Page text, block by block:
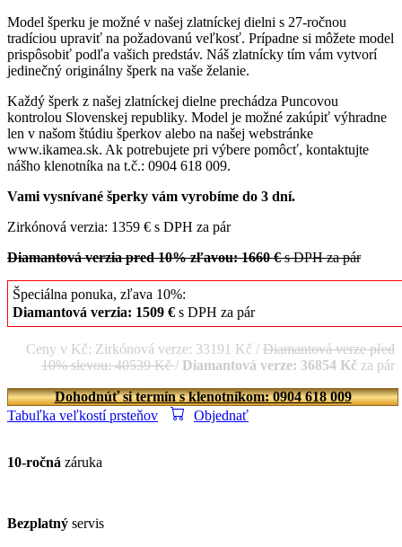
Model šperku je možné v našej zlatníckej dielni s 27-ročnou
tradíciou upraviť na požadovanú veľkosť. Prípadne si môžete model
prispôsobiť podľa vašich predstáv. Náš zlatnícky tím vám vytvorí
jedinečný originálny šperk na vaše želanie.
Každý šperk z našej zlatníckej dielne prechádza Puncovou
kontrolou Slovenskej republiky. Model je možné zakúpiť výhradne
len v našom štúdiu šperkov alebo na našej webstránke
www.ikamea.sk. Ak potrebujete pri výbere pomôcť, kontaktujte
nášho klenotníka na t.č.: 0904 618 009.
Vami vysnívané šperky vám vyrobíme do 3 dní.
Zirkónová verzia: 1359 € s DPH za pár
Diamantová verzia pred 10% zľavou: 1660 €s DPH za pár
Špeciálna ponuka, zľava 10%:
Diamantová verzia: 1509 € s DPH za pár
Ceny v Kč: Zirkónová verze: 33191 Kč / Diamantová verze před
10% slevou: 40539 Kč/ Diamantová verze: 36854 Kč za pár
Dohodnúť si termín s klenotníkom: 0904 618 009
Tabuľka veľkostí prsteňov
Objednať
10-ročná záruka
Bezplatný servis